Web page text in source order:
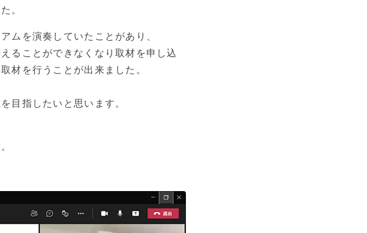
。
ムを演奏していたことがあり、
ることができなくなり取材を申し込
材を行うことが出来ました。
目指したいと思います。